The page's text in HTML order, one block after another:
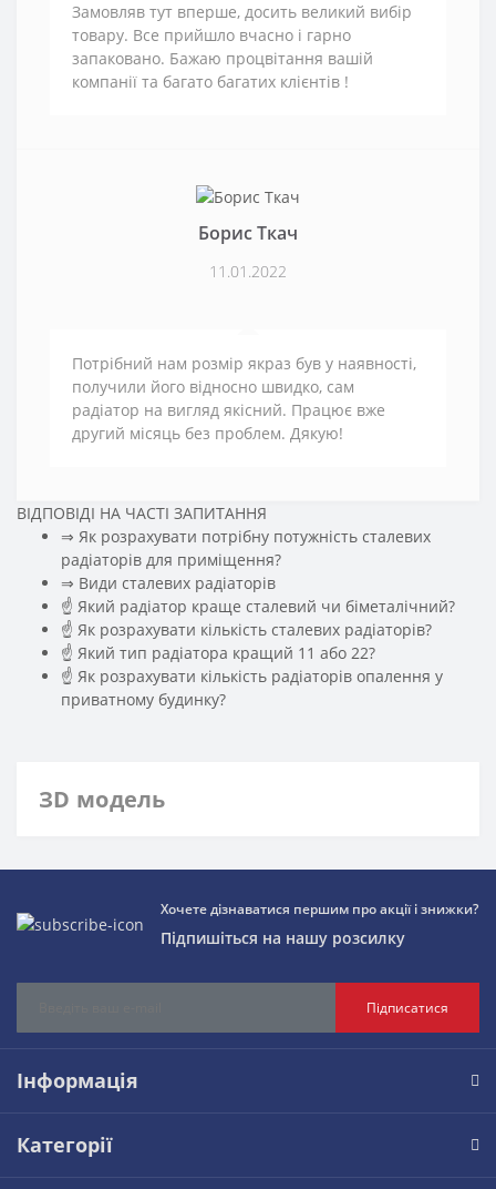
Замовляв тут вперше, досить великий вибір
товару. Все прийшло вчасно і гарно
запаковано. Бажаю процвітання вашій
компанії та багато багатих клієнтів !
Борис Ткач
11.01.2022
Потрібний нам розмір якраз був у наявності,
получили його відносно швидко, сам
радіатор на вигляд якісний. Працює вже
другий місяць без проблем. Дякую!
ВІДПОВІДІ НА ЧАСТІ ЗАПИТАННЯ
⇒ Як розрахувати потрібну потужність сталевих
радіаторів для приміщення?
️⇒ Види сталевих радіаторів
☝ Який радіатор краще сталевий чи біметалічний?
☝ Як розрахувати кількість сталевих радіаторів?
☝ Який тип радіатора кращий 11 або 22?
☝ Як розрахувати кількість радіаторів опалення у
приватному будинку?
ЗD модель
Хочете дізнаватися першим про акції і знижки?
Підпишіться на нашу розсилку
Підписатися
Інформація
Категорії